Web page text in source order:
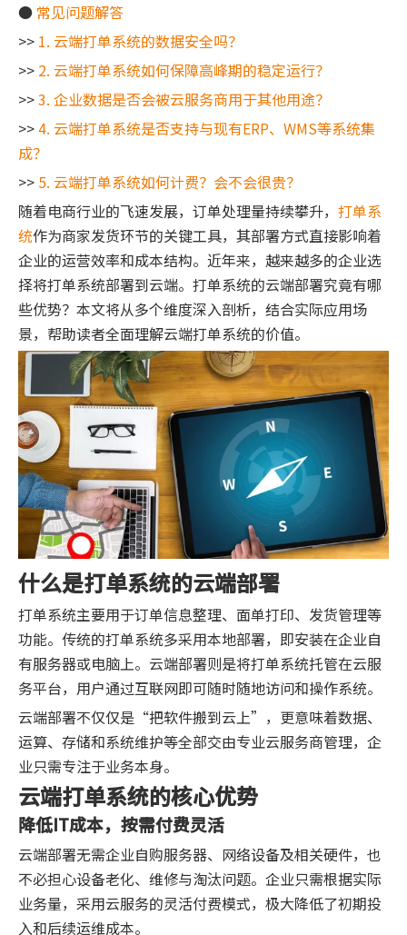
● 常见问题解答
>> 1. 云端打单系统的数据安全吗？
>> 2. 云端打单系统如何保障高峰期的稳定运行？
>>3. 企业数据是否会被云服务商用于其他用途？
>>4. 云端打单系统是否支持与现有ERP、WMS等系统集
成？
>> 5. 云端打单系统如何计费？会不会很贵？
随着电商行业的飞速发展，订单处理量持续攀升， 打单系
统作为商家发货环节的关键工具，其部署方式直接影响着
企业的运营效率和成本结构。近年来，越来越多的企业选
择将打单系统部署到云端。打单系统的云端部署究竟有哪
些优势？本文将从多个维度深入剖析，结合实际应用场
景，帮助读者全面理解云端打单系统的价值。
什么是打单系统的云端部署
打单系统主要用于订单信息整理、面单打印、发货管理等
功能。传统的打单系统多采用本地部署，即安装在企业自
有服务器或电脑上。云端部署则是将打单系统托管在云服
务平台，用户通过互联网即可随时随地访问和操作系统。
云端部署不仅仅是“把软件搬到云上”，更意味着数据、
运算、存储和系统维护等全部交由专业云服务商管理，企
业只需专注于业务本身。
云端打单系统的核心优势
降低IT成本，按需付费灵活
云端部署无需企业自购服务器、网络设备及相关硬件，也
不必担心设备老化、维修与淘汰问题。企业只需根据实际
业务量，采用云服务的灵活付费模式，极大降低了初期投
入和后续运维成本。